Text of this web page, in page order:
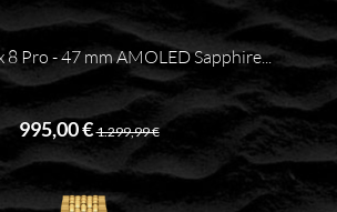
8 Pro - 47 mm AMOLED Sapphire...
995,00 € 1.299,99 €